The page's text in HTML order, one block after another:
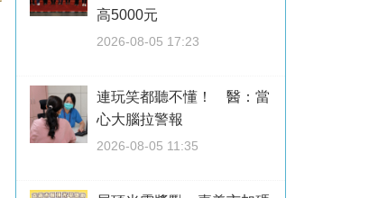
高5000元
2026-08-05 17:23
連玩笑都聽不懂！ 醫：當
心大腦拉警報
2026-08-05 11:35